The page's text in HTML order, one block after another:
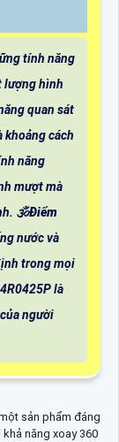
tính năng
lượng hình
quan sát
khoảng cách
năng
mượt mà
🕉️Điểm
nước và
trong mọi
là
người
sản phẩm đáng
năng xoay 360